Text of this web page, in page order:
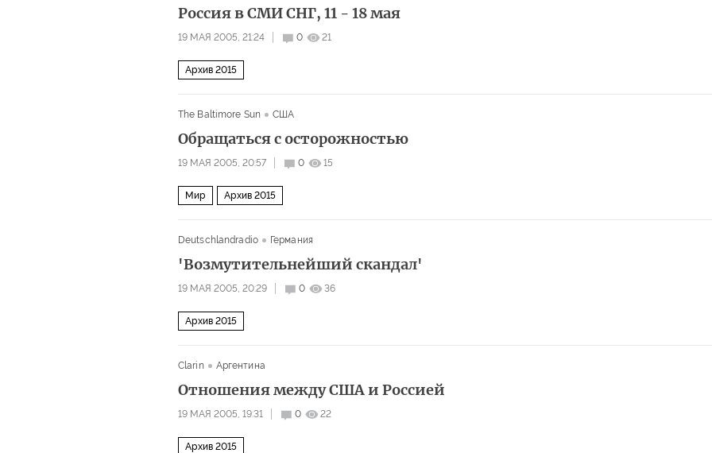
Россия в СМИ СНГ, 11 - 18 мая
19 МАЯ 2005, 21:24 0 21
Архив 2015
The Baltimore Sun США
Обращаться с осторожностью
19 МАЯ 2005, 20:57 0 15
Мир Архив 2015
Deutschlandradio Германия
'Возмутительнейший скандал'
19 МАЯ 2005, 20:29 0 36
Архив 2015
Clarin Аргентина
Отношения между США и Россией
19 МАЯ 2005, 19:31 0 22
Архив 2015